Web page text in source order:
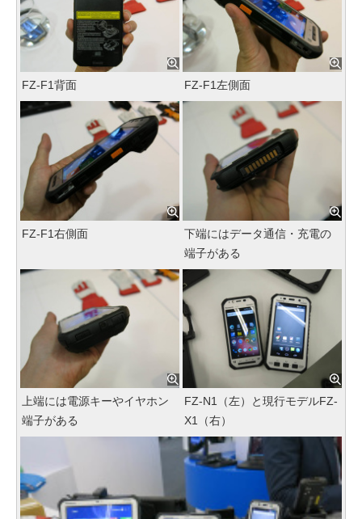
FZ-F1背面 FZ-F1左側面
FZ-F1右側面
下端にはデータ通信・充電の
端子がある
上端には電源キーやイヤホン
端子がある
FZ-N1（左）と現行モデルFZ-
X1（右）